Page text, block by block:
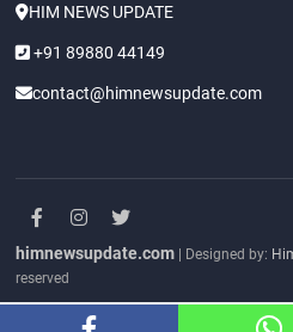
HIM NEWS UPDATE
+91 89880 44149
contact@himnewsupdate.com
facebook
instagram
twitter
himnewsupdate.com | Designed by:
reserved